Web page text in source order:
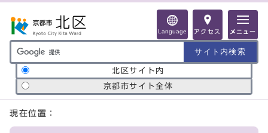
Language アクセス メニュー
サイト内検索の範囲
北区サイト内
京都市サイト全体
ここから本文です
現在位置：